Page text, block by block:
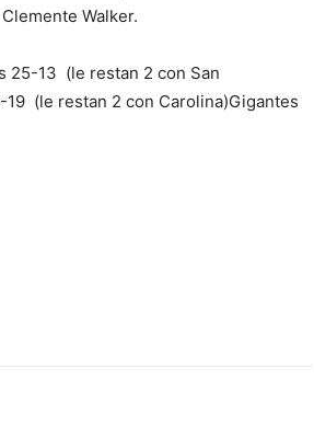
Walker.
25-13 (le restan 2 con San
(le restan 2 con Carolina)Gigantes